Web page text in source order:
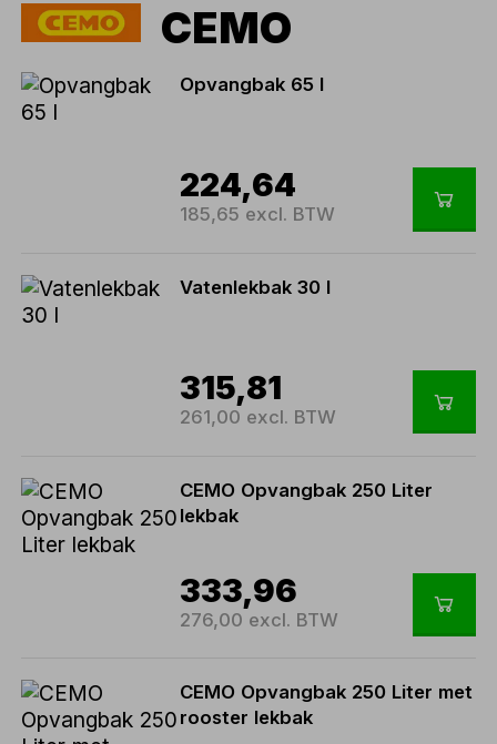
CEMO
Opvangbak 65 l
224,64
185,65 excl. BTW
Vatenlekbak 30 l
315,81
261,00 excl. BTW
CEMO Opvangbak 250 Liter
lekbak
333,96
276,00 excl. BTW
CEMO Opvangbak 250 Liter met
rooster lekbak